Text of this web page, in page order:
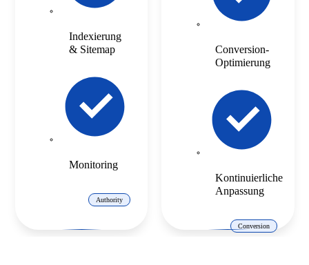
Indexierung
& Sitemap
Monitoring
Authority
Conversion-
Optimierung
Kontinuierliche
Anpassung
Conversion